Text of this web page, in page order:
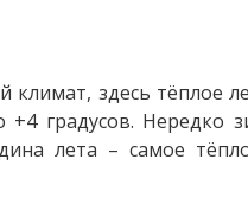
здесь тёплое
градусов. Нередко
лета – самое